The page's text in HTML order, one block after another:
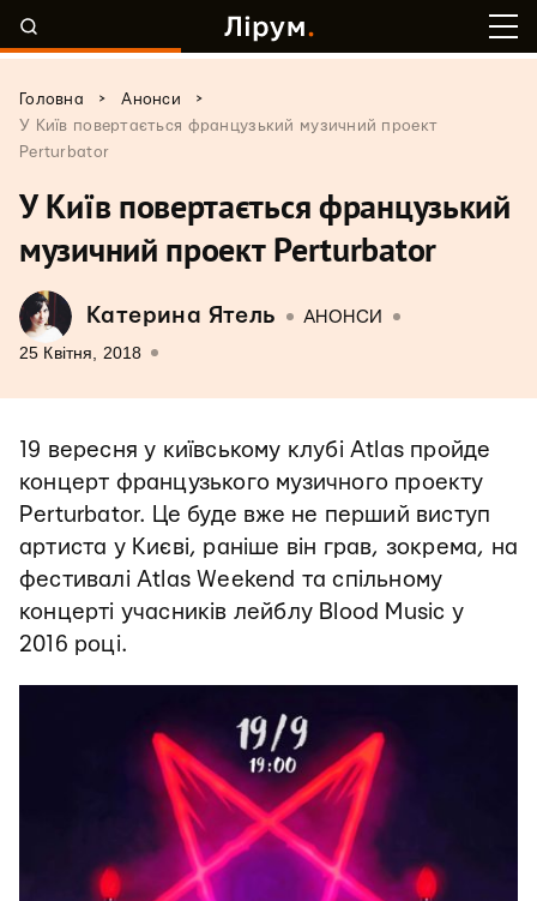
Головна > Анонси
>
У Київ повертається французький музичний проект
Perturbator
У Київ повертається французький
музичний проект Perturbator
Катерина Ятель АНОНСИ
25 Квітня, 2018
19 вересня у київському клубі Atlas пройде
концерт французького музичного проекту
Perturbator. Це буде вже не перший виступ
артиста у Києві, раніше він грав, зокрема, на
фестивалі Atlas Weekend та спільному
концерті учасників лейблу Blood Music у
2016 році.